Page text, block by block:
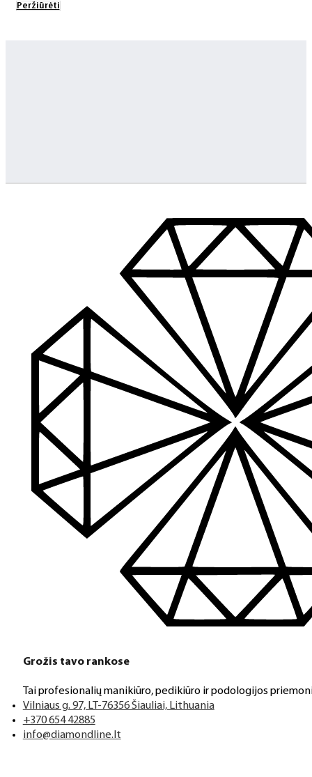
Peržiūrėti
Grožis tavo rankose
Tai profesionalių manikiūro, pedikiūro ir podologijos
Vilniaus g. 97, LT-76356 Šiauliai, Lithuania
+370 654 42885
info@diamondline.lt